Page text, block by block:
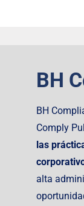
BH
BH
Comply
las
alta